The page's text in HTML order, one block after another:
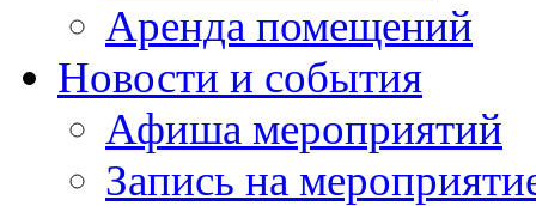
Аренда помещений
Новости и события
Афиша мероприятий
Запись на